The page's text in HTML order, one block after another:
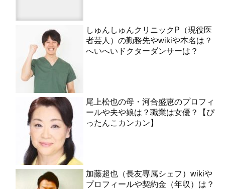
しゅんしゅんクリニックP（現役医
者芸人）の勤務先やwikiや本名は？
へいへいドクターダンサーは？
尾上松也の母・河合盛恵のプロフィ
ールや夫や娘は？職業は女優？【ぴ
ったんこカンカン】
加藤超也（長友専属シェフ）wikiや
プロフィールや契約金（年収）は？